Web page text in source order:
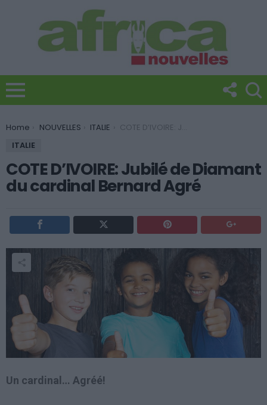
You are here:
Home NOUVELLES ITALIE
COTE D’IVOIRE: Jubilé de Diamant du cardinal Bernard Agré
ITALIE
COTE D’IVOIRE: Jubilé de Diamant
du cardinal Bernard Agré
Un cardinal… Agréé!